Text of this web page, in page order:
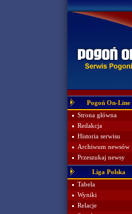
Pogoń On-Line
Strona główna
Redakcja
Historia serwisu
Archiwum newsów
Przeszukaj newsy
Liga Polska
Tabela
Wyniki
Relacje